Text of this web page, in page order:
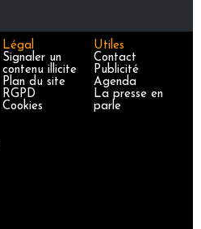
Légal
Signaler un
contenu illicite
Plan du site
RGPD
Cookies
Utiles
Contact
Publicité
Agenda
La presse en
parle